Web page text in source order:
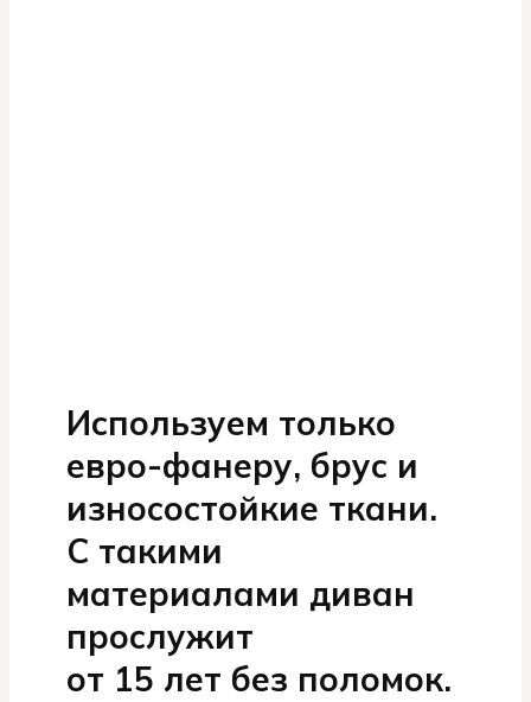
Используем только
евро-фанеру, брус и
износостойкие ткани.
С такими
материалами диван
прослужит
от 15 лет без поломок.